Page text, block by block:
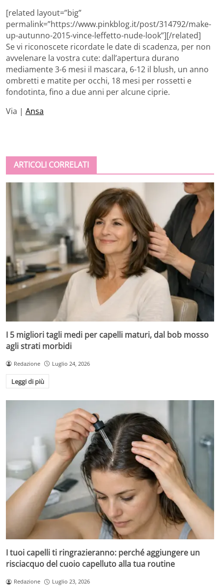
[related layout=”big”
permalink=”https://www.pinkblog.it/post/314792/make-
up-autunno-2015-vince-leffetto-nude-look”][/related]
Se vi riconoscete ricordate le date di scadenza, per non
avvelenare la vostra cute: dall’apertura durano
mediamente 3-6 mesi il mascara, 6-12 il blush, un anno
ombretti e matite per occhi, 18 mesi per rossetti e
fondotinta, fino a due anni per alcune ciprie.
Via | Ansa
ARTICOLI CORRELATI
I 5 migliori tagli medi per capelli maturi, dal bob mosso
agli strati morbidi
Redazione Luglio 24, 2026
Leggi di più
I tuoi capelli ti ringrazieranno: perché aggiungere un
risciacquo del cuoio capelluto alla tua routine
Redazione Luglio 23, 2026